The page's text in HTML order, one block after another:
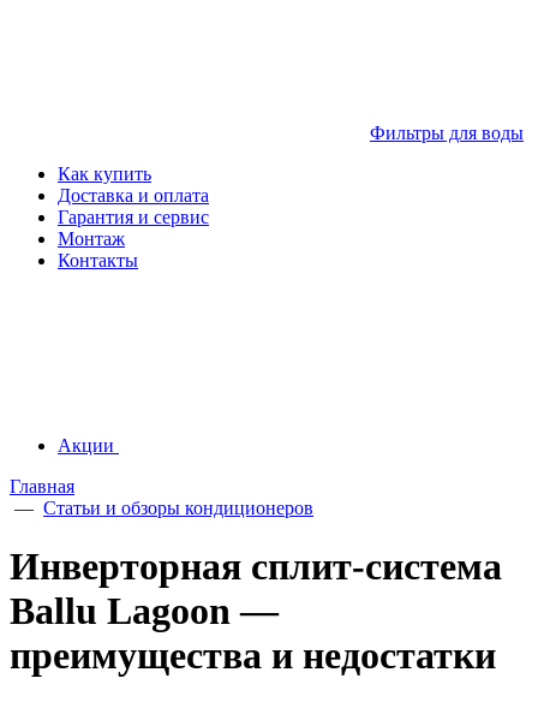
Фильтры для воды
Как купить
Доставка и оплата
Гарантия и сервис
Монтаж
Контакты
Акции
Главная
— Статьи и обзоры кондиционеров
Инверторная сплит-система
Ballu Lagoon —
преимущества и недостатки